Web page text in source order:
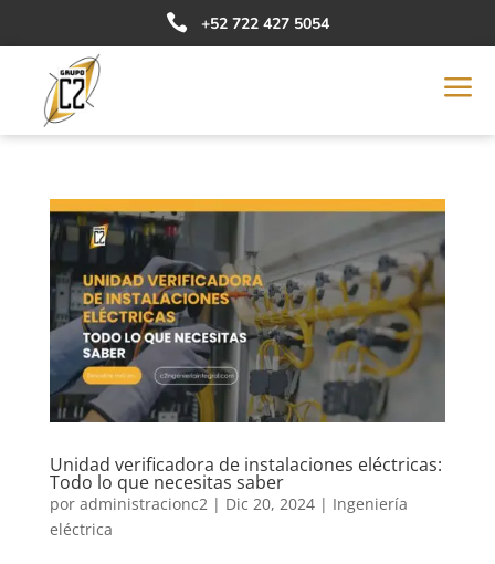
 +52 722 427 5054
a
Unidad verificadora de instalaciones eléctricas:
Todo lo que necesitas saber
por administracionc2 | Dic 20, 2024| Ingeniería
eléctrica